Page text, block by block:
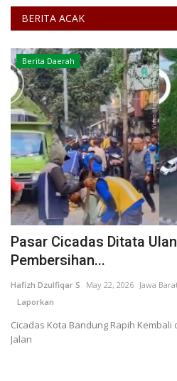
BERITA ACAK
Berita Daerah
Pasar Cicadas Ditata
Pembersihan...
Hafizh Dzulfiqar S May 22, 2026 Jawa
Laporkan
Cicadas Kota Bandung Rapih
Jalan